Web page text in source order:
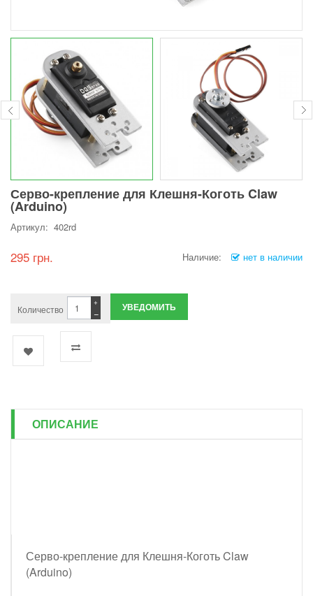
Серво-крепление для Клешня-Коготь Claw
(Arduino)
Артикул: 402rd
295 грн. Наличие: нет в наличии
Количество −
+ УВЕДОМИТЬ
ОПИСАНИЕ
Серво-крепление для Клешня-Коготь Claw
(Arduino)